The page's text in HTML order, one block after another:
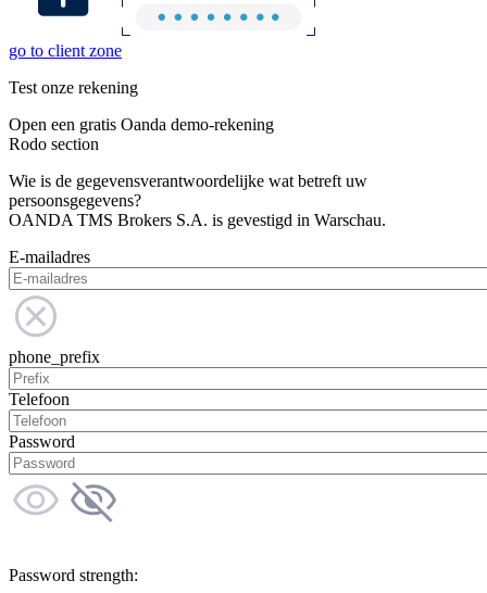
go to client zone
Test onze rekening
Open een gratis Oanda demo-rekening
Rodo section
Wie is de gegevensverantwoordelijke wat betreft uw
persoonsgegevens?
OANDA TMS Brokers S.A. is gevestigd in Warschau.
E-mailadres
phone_prefix
Telefoon
Password
Password strength: